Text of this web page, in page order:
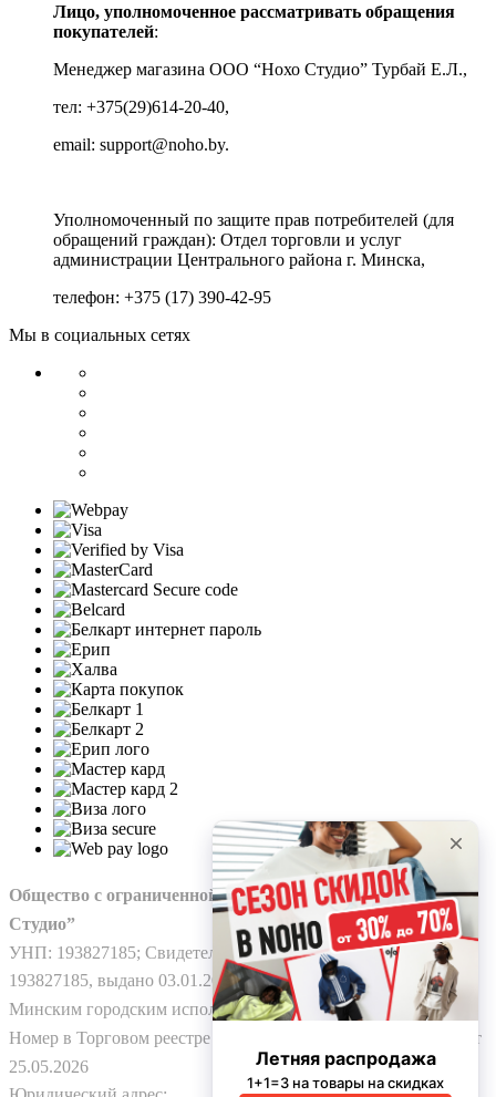
Лицо, уполномоченное рассматривать обращения
покупателей:
Менеджер магазина ООО “Нохо Студио” Турбай Е.Л.,
тел: +375(29)614-20-40,
email: support@noho.by.
Уполномоченный по защите прав потребителей (для
обращений граждан): Отдел торговли и услуг
администрации Центрального района г. Минска,
телефон: +375 (17) 390-42-95
Мы в социальных сетях
Общество с ограниченной ответственностью “Нохо
Студио”
УНП: 193827185; Свидетельство о гос. регистрации №
193827185, выдано 03.01.2025
Минским городским исполнительным комитетом.
Номер в Торговом реестре Республики Беларусь: № 778224 от
25.05.2026